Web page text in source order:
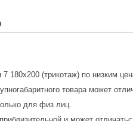
180x200 (трикотаж) по низким
товара может
для физ лиц.